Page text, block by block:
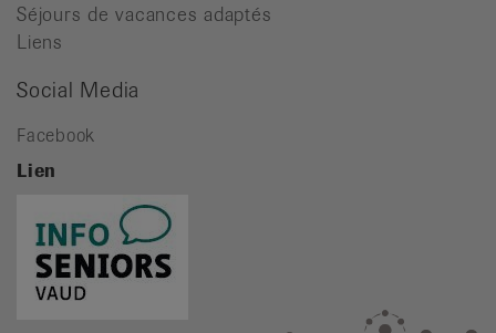
Séjours de vacances adaptés
Liens
Social Media
Facebook
Lien